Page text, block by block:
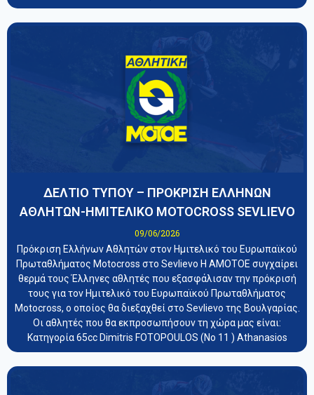
ΔΕΛΤΙΟ ΤΥΠΟΥ – ΠΡΟΚΡΙΣΗ ΕΛΛΗΝΩΝ
ΑΘΛΗΤΩΝ-ΗΜΙΤΕΛΙΚΟ MOTOCROSS SEVLIEVO
09/06/2026
Πρόκριση Ελλήνων Αθλητών στον Ημιτελικό του Ευρωπαϊκού
Πρωταθλήματος Motocross στο Sevlievo Η ΑΜΟΤΟΕ συγχαίρει
θερμά τους Έλληνες αθλητές που εξασφάλισαν την πρόκρισή
τους για τον Ημιτελικό του Ευρωπαϊκού Πρωταθλήματος
Motocross, ο οποίος θα διεξαχθεί στο Sevlievo της Βουλγαρίας.
Οι αθλητές που θα εκπροσωπήσουν τη χώρα μας είναι:
Κατηγορία 65cc Dimitris FOTOPOULOS (Νο 11 ) Athanasios